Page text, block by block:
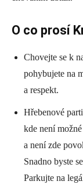
O co prosí
Chovejte se k
pohybujete na
a respekt.
Hřebenové
kde není
a není zde
Snadno byste
Parkujte na